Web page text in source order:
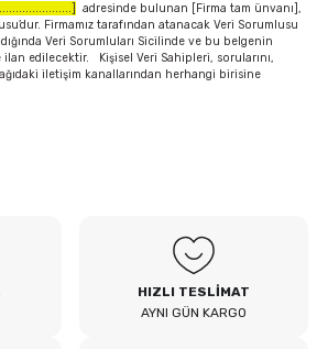
adresinde bulunan [Firma tam ünvanı],
Firmamız tarafından atanacak Veri Sorumlusu
Veri Sorumluları Sicilinde ve bu belgenin
edilecektir. Kişisel Veri Sahipleri, sorularını,
iletişim kanallarından herhangi birisine
HIZLI TESLİMAT
AYNI GÜN KARGO